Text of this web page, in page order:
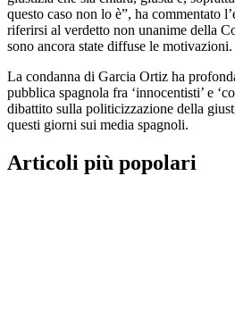
questo caso non lo è”, ha commentato
riferirsi al verdetto non unanime della
sono ancora state diffuse le motivazioni.
La condanna di Garcia Ortiz ha
pubblica spagnola fra ‘innocentisti’ e
dibattito sulla politicizzazione della
questi giorni sui media spagnoli.
Articoli più popolari